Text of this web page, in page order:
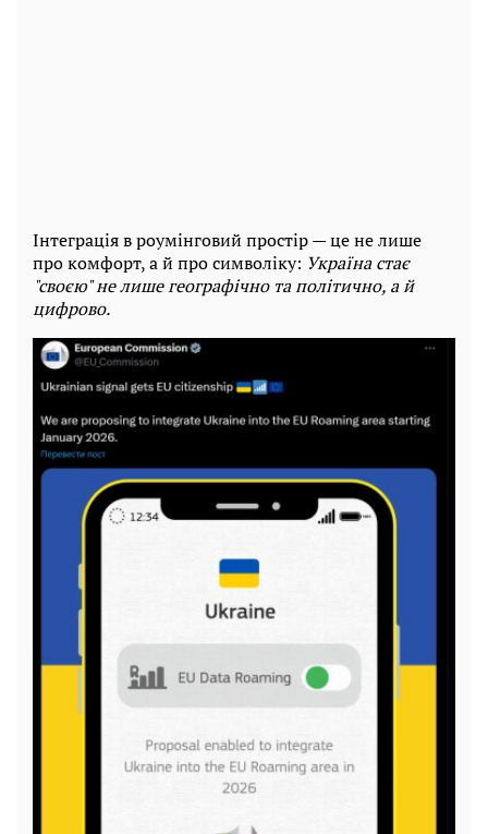
Інтеграція в роумінговий простір — це не лише
про комфорт, а й про символіку: Україна стає
"своєю" не лише географічно та політично, а й
цифрово.